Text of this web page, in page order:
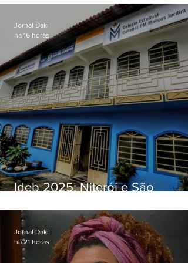
Ideb 2025: Niterói e São
distintos no ensino médio; veja
Jornal Daki
há 16 horas
Jornal Daki
há 21 horas